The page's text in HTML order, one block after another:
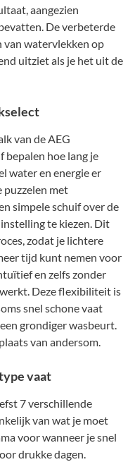
aangezien
De verbeterde
watervlekken op
uitziet als je het uit de
van de AEG
bepalen hoe lang je
water en energie er
met
simpele schuif over de
te kiezen. Dit
zodat je lichtere
tijd kunt nemen voor
en zelfs zonder
Deze flexibiliteit is
snel schone vaat
grondiger wasbeurt.
van andersom.
vaat
7 verschillende
van wat je moet
voor wanneer je snel
drukke dagen.